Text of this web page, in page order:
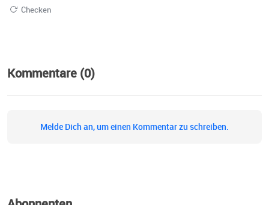
Checken
Kommentare (0)
Melde Dich an, um einen Kommentar zu schreiben.